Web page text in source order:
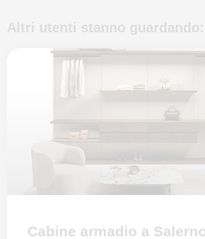
Altri utenti stanno guardando:
Cabine armadio a